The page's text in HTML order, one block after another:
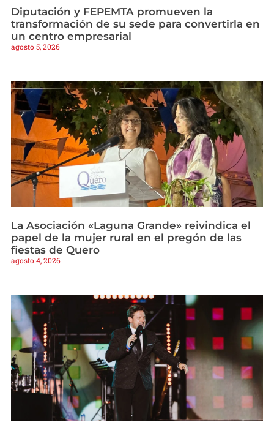
Diputación y FEPEMTA promueven la
transformación de su sede para convertirla en
un centro empresarial
agosto 5, 2026
La Asociación «Laguna Grande» reivindica el
papel de la mujer rural en el pregón de las
fiestas de Quero
agosto 4, 2026